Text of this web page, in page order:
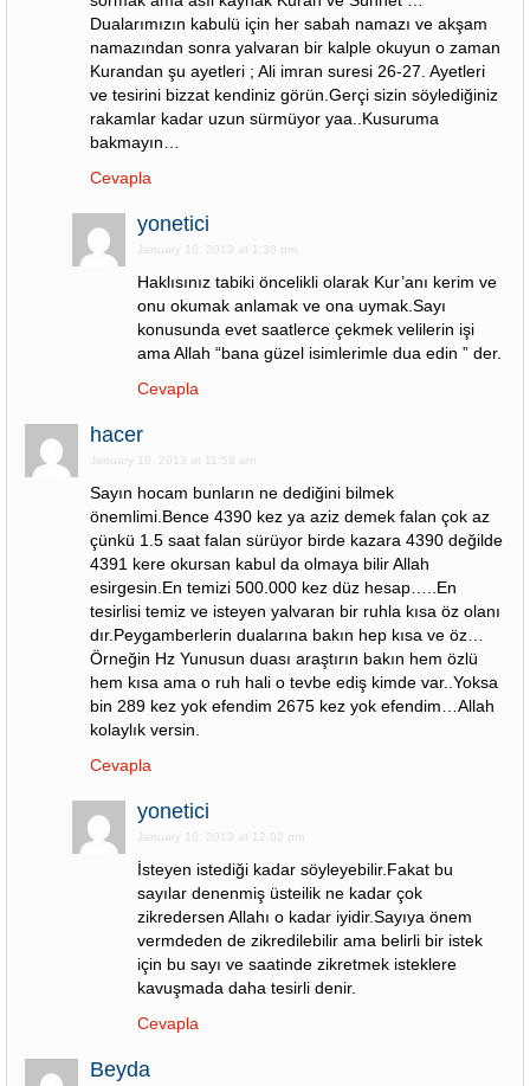
Dualarımızın kabulü için her sabah namazı ve akşam
namazından sonra yalvaran bir kalple okuyun o zaman
Kurandan şu ayetleri ; Ali imran suresi 26-27. Ayetleri
ve tesirini bizzat kendiniz görün.Gerçi sizin söylediğiniz
rakamlar kadar uzun sürmüyor yaa..Kusuruma
bakmayın…
Cevapla
yonetici
January 10, 2013 at 1:30 pm
Haklısınız tabiki öncelikli olarak Kur’anı kerim ve
onu okumak anlamak ve ona uymak.Sayı
konusunda evet saatlerce çekmek velilerin işi
ama Allah “bana güzel isimlerimle dua edin ” der.
Cevapla
hacer
January 10, 2013 at 11:58 am
Sayın hocam bunların ne dediğini bilmek
önemlimi.Bence 4390 kez ya aziz demek falan çok az
çünkü 1.5 saat falan sürüyor birde kazara 4390 değilde
4391 kere okursan kabul da olmaya bilir Allah
esirgesin.En temizi 500.000 kez düz hesap…..En
tesirlisi temiz ve isteyen yalvaran bir ruhla kısa öz olanı
dır.Peygamberlerin dualarına bakın hep kısa ve öz…
Örneğin Hz Yunusun duası araştırın bakın hem özlü
hem kısa ama o ruh hali o tevbe ediş kimde var..Yoksa
bin 289 kez yok efendim 2675 kez yok efendim…Allah
kolaylık versin.
Cevapla
yonetici
January 10, 2013 at 12:02 pm
İsteyen istediği kadar söyleyebilir.Fakat bu
sayılar denenmiş üsteilik ne kadar çok
zikredersen Allahı o kadar iyidir.Sayıya önem
vermdeden de zikredilebilir ama belirli bir istek
için bu sayı ve saatinde zikretmek isteklere
kavuşmada daha tesirli denir.
Cevapla
Beyda